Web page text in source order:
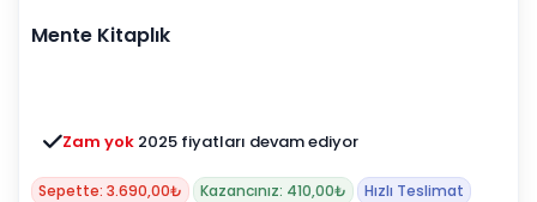
Mente Kitaplık
Zam yok 2025 fiyatları devam ediyor
Sepette: 3.690,00₺ Kazancınız: 410,00₺ Hızlı Teslimat